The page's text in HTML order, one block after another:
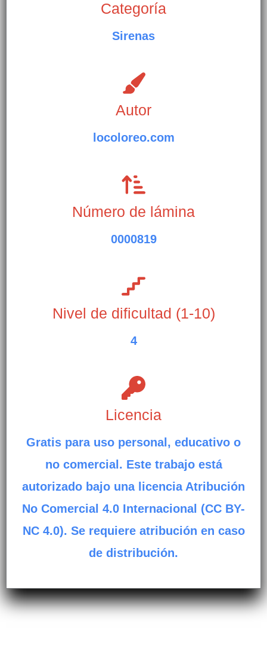
Categoría
Sirenas
Autor
locoloreo.com
Número de lámina
0000819
Nivel de dificultad (1-10)
4
Licencia
Gratis para uso personal, educativo o
no comercial. Este trabajo está
autorizado bajo una licencia Atribución
No Comercial 4.0 Internacional (CC BY-
NC 4.0). Se requiere atribución en caso
de distribución.